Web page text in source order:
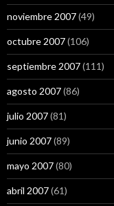
noviembre 2007(49)
octubre 2007(106)
septiembre 2007(111)
agosto 2007(86)
julio 2007(81)
junio 2007(89)
mayo 2007(80)
abril 2007(61)